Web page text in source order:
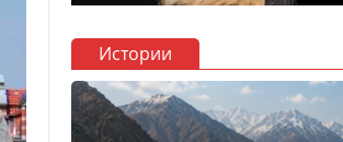
Истории